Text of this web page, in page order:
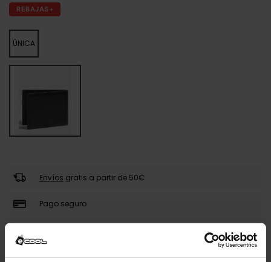
REBAJAS+
ÚNICA
Envíos gratis a partir de 50€
Pago seguro